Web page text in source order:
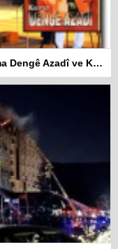
Kürt Müziğinin Değişim Hikayesi: Koma Dengê Azadî ve Koma Amed